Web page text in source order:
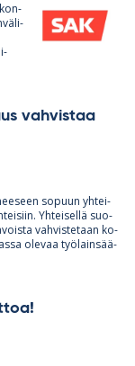
vah­vis­taa
so­puun yh­tei­
Yh­tei­sellä suo­
vah­vis­te­taan ko­
ole­vaa työ­lain­sää­